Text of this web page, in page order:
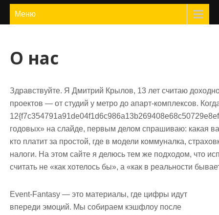
Меню
О нас
Здравствуйте. Я Дмитрий Крылов, 13 лет считаю
проектов — от студий у метро до апарт-комплексов.
годовых» на слайде, первым делом спрашиваю: какая
кто платит за простой, где в модели коммуналка,
налоги. На этом сайте я делюсь тем же подходом, что
считать не «как хотелось бы», а «как в реальности
Event-Fantasy — это материалы, где цифры идут
впереди эмоций. Мы собираем кэшфлоу после